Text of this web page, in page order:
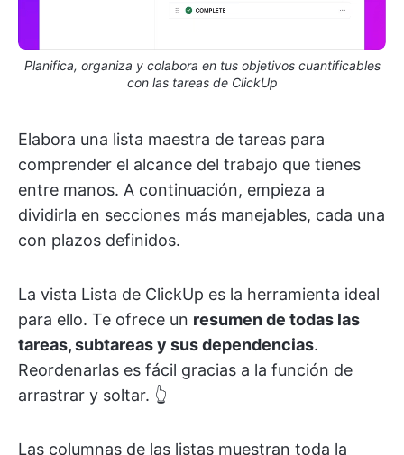
Planifica, organiza y colabora en tus objetivos cuantificables
con las tareas de ClickUp
Elabora una lista maestra de tareas para
comprender el alcance del trabajo que tienes
entre manos. A continuación, empieza a
dividirla en secciones más manejables, cada una
con plazos definidos.
La vista Lista de ClickUp es la herramienta ideal
para ello. Te ofrece un resumen de todas las
tareas, subtareas y sus dependencias.
Reordenarlas es fácil gracias a la función de
arrastrar y soltar. 👆
Las columnas de las listas muestran toda la